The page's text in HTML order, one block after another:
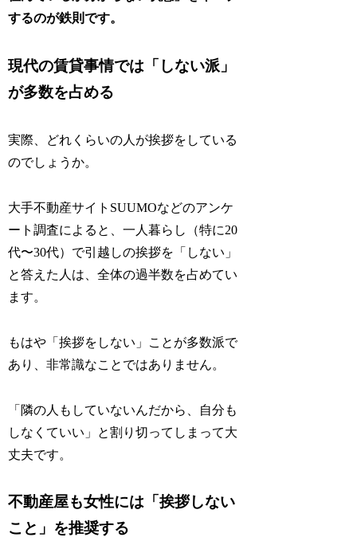
するのが鉄則です。
現代の賃貸事情では「しない派」
が多数を占める
実際、どれくらいの人が挨拶をしている
のでしょうか。
大手不動産サイトSUUMOなどのアンケ
ート調査によると、一人暮らし（特に20
代〜30代）で引越しの挨拶を「しない」
と答えた人は、全体の過半数を占めてい
ます。
もはや「挨拶をしない」ことが多数派で
あり、非常識なことではありません。
「隣の人もしていないんだから、自分も
しなくていい」と割り切ってしまって大
丈夫です。
不動産屋も女性には「挨拶しない
こと」を推奨する